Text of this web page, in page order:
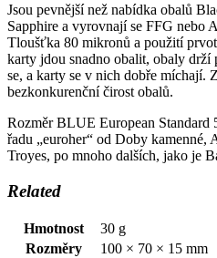
Jsou pevnější než nabídka obalů
Sapphire a vyrovnají se FFG nebo
Tloušťka 80 mikronů a použití
karty jdou snadno obalit, obaly drží
se, a karty se v nich dobře míchají.
bezkonkurenční čirost obalů.
Rozměr BLUE European Standard
řadu „euroher“ od Doby kamenné,
Troyes, po mnoho dalších, jako je
Related
Hmotnost
30 g
Rozměry
100 × 70 × 15 mm